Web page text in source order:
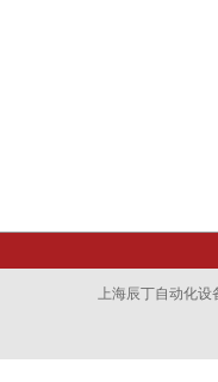
上海辰丁自动化设